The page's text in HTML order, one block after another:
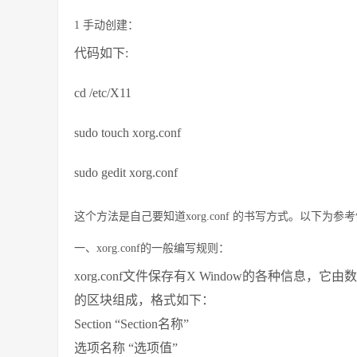
1 手动创建：
代码如下:
cd /etc/X11
sudo touch xorg.conf
sudo gedit xorg.conf
这个方法是自己要知道xorg.conf 的书写方式。以下为参
一、xorg.conf的一般编写规则：
xorg.conf文件保存有X Window的各种信息，它由数
的区块组成，格式如下：
Section “Section名称”
选项名称 “选项值”